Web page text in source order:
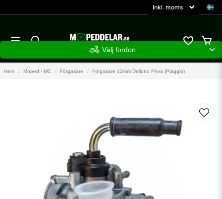
Välj fordon
Hem Moped - MC Förgasare Förgasare 12mm Dellorto Phva (Piaggio)